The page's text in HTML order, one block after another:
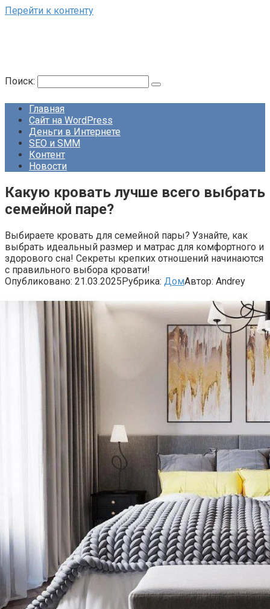
Перейти к контенту
Поиск:
Главная
Сайт на WordPress
Деньги в Интернете
SEO и SMM
Контент
Новости
Какую кровать лучше всего выбрать
семейной паре?
Выбираете кровать для семейной пары? Узнайте, как
выбрать идеальный размер и матрас для комфортного и
здорового сна! Секреты крепких отношений начинаются
с правильного выбора кровати!
Опубликовано: 21.03.2025Рубрика: ДомАвтор: Andrey